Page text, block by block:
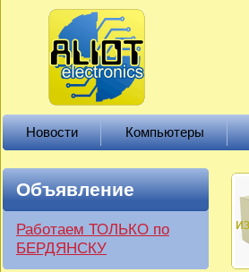
Новости Компьютеры
Объявление
Работаем ТОЛЬКО по
БЕРДЯНСКУ